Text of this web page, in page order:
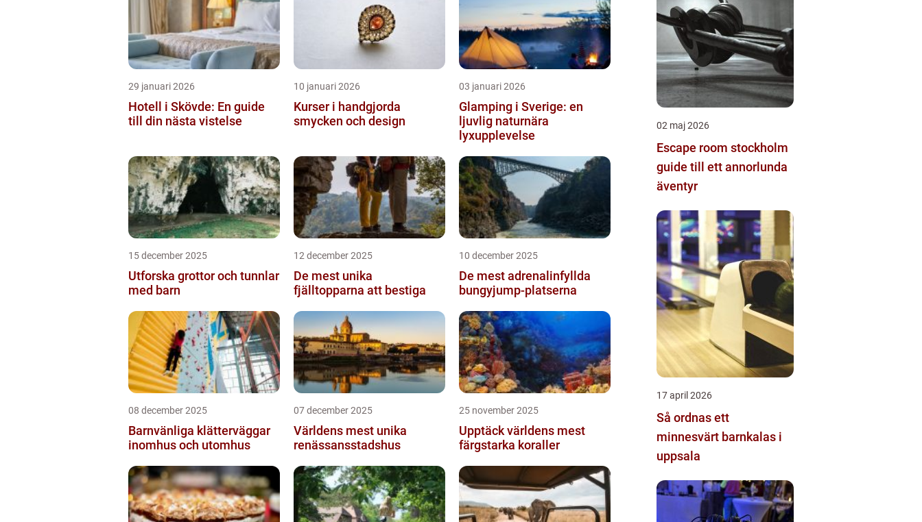
29 januari 2026
Hotell i Skövde: En guide
till din nästa vistelse
10 januari 2026
Kurser i handgjorda
smycken och design
03 januari 2026
Glamping i Sverige: en
ljuvlig naturnära
lyxupplevelse
15 december 2025
Utforska grottor och tunnlar
med barn
12 december 2025
De mest unika
fjälltopparna att bestiga
10 december 2025
De mest adrenalinfyllda
bungyjump-platserna
08 december 2025
Barnvänliga klätterväggar
inomhus och utomhus
07 december 2025
Världens mest unika
renässansstadshus
25 november 2025
Upptäck världens mest
färgstarka koraller
02 maj 2026
Escape room stockholm
guide till ett annorlunda
äventyr
17 april 2026
Så ordnas ett
minnesvärt barnkalas i
uppsala